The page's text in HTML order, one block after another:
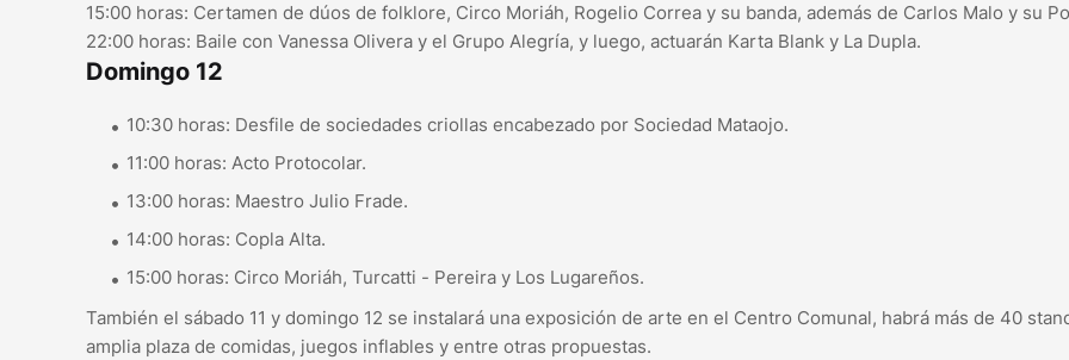
15:00 horas: Certamen de dúos de folklore, Circo Moriáh, Rogelio Correa y su banda, además de Carlos Malo y su
22:00 horas: Baile con Vanessa Olivera y el Grupo Alegría, y luego, actuarán Karta Blank y La Dupla.
Domingo 12
10:30 horas: Desfile de sociedades criollas encabezado por Sociedad Mataojo.
11:00 horas: Acto Protocolar.
13:00 horas: Maestro Julio Frade.
14:00 horas: Copla Alta.
15:00 horas: Circo Moriáh, Turcatti - Pereira y Los Lugareños.
También el sábado 11 y domingo 12 se instalará una exposición de arte en el Centro Comunal, habrá más de 40
amplia plaza de comidas, juegos inflables y entre otras propuestas.